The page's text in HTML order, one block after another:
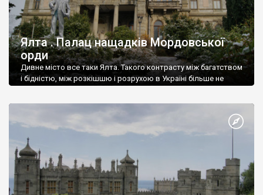
Ялта . Палац нащадків Мордовської
орди
Дивне місто все таки Ялта. Такого контрасту між багатством
і бідністю, між розкішшю і розрухою в Україні більше не